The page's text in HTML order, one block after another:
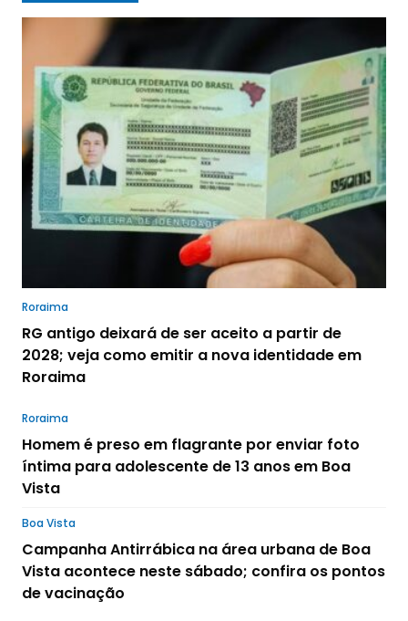
Roraima
RG antigo deixará de ser aceito a partir de
2028; veja como emitir a nova identidade em
Roraima
Roraima
Homem é preso em flagrante por enviar foto
íntima para adolescente de 13 anos em Boa
Vista
Boa Vista
Campanha Antirrábica na área urbana de Boa
Vista acontece neste sábado; confira os pontos
de vacinação